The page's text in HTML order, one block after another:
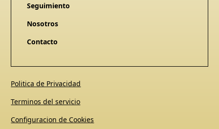
Seguimiento
Nosotros
Contacto
Politica de Privacidad
Terminos del servicio
Configuracion de Cookies